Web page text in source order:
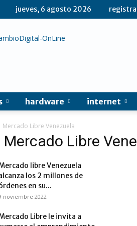
jueves, 6 agosto 2026
CambioDigital
hardware internet
Mercado Libre Venezuela
Libre
libre Venezuela
los 2 millones de
en su...
noviembre 2022
Libre le invita a